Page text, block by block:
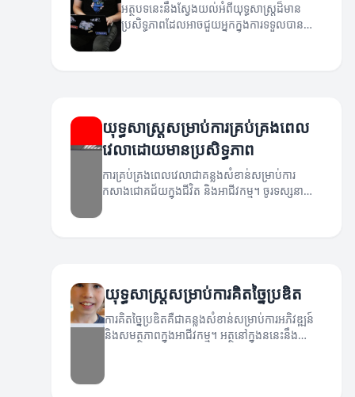
អត្ថបទនេះនឹងស្វែងយល់អំពីយុទ្ធសាស្ត្រដ៏មាន
ប្រសិទ្ធភាពដែលអាចជួយអ្នកក្នុងការទទួលបាន
ជោគជ័យ។
យុទ្ធសាស្ត្រសម្រាប់ការគ្រប់គ្រងពេល
វេលាដោយមានប្រសិទ្ធភាព
ការគ្រប់គ្រងពេលវេលាជាគន្លងសំខាន់សម្រាប់ការ
កសាងជោគជ័យក្នុងជីវិត និងអាជីវកម្ម។ ចូរទស្សនា
យុទ្ធសាស្ត្រសម្រាប់ការគិតច្នៃប្រឌិត
ការគិតច្នៃប្រឌិតគឺជាគន្លងសំខាន់សម្រាប់ការអភិវឌ្ឍន៍
និងសមត្ថភាពក្នុងអាជីវកម្ម។ អត្ថនៅក្នុងននេះនឹង